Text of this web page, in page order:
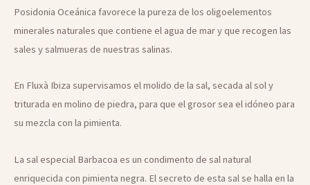
Posidonia Oceánica favorece la pureza de los oligoelementos
minerales naturales que contiene el agua de mar y que recogen las
sales y salmueras de nuestras salinas.
En Fluxà Ibiza supervisamos el molido de la sal, secada al sol y
triturada en molino de piedra, para que el grosor sea el idóneo para
su mezcla con la pimienta.
La sal especial Barbacoa es un condimento de sal natural
enriquecida con pimienta negra. El secreto de esta sal se halla en la